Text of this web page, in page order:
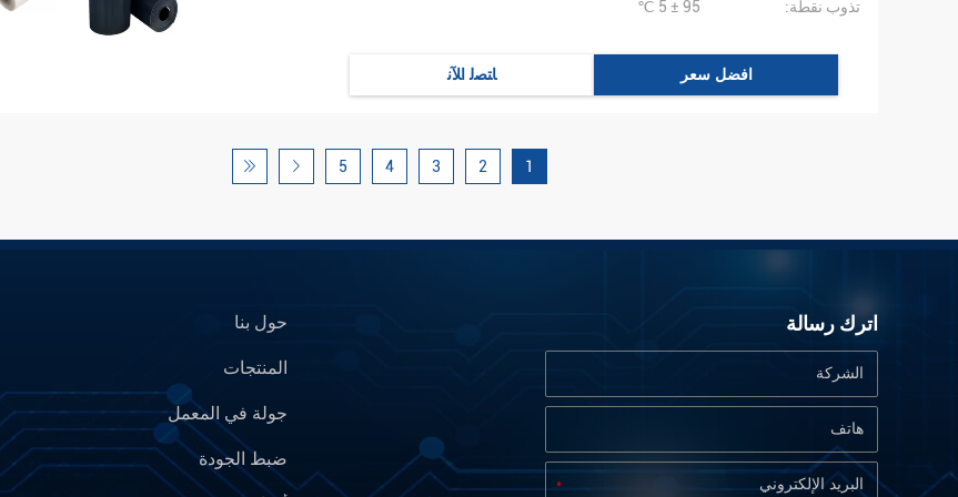
تذوب نقطة: 95 ± 5 ℃
افضل سعر ﺎﺘﺼﻟ ﺍﻶﻧ
1
2
3
4
5
حول بنا
المنتجات
جولة في المعمل
ضبط الجودة
اترك رسالة